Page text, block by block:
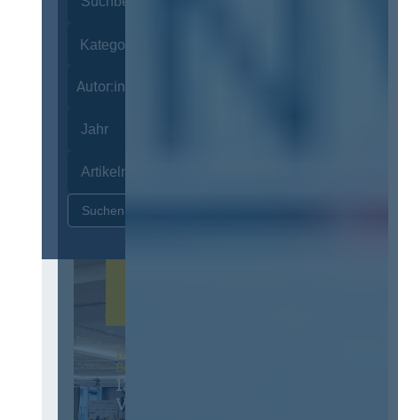
Autor:innen
12. & 13. November 2026 in
Berlin
13. Deutscher
Vergabetag